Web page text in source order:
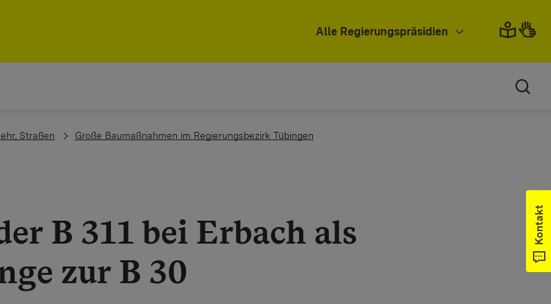
Alle Regierungspräsidien
Straßen
Große Baumaßnahmen im Regierungsbezirk Tübingen
B 311 bei Erbach als
zur B 30
Kontakt